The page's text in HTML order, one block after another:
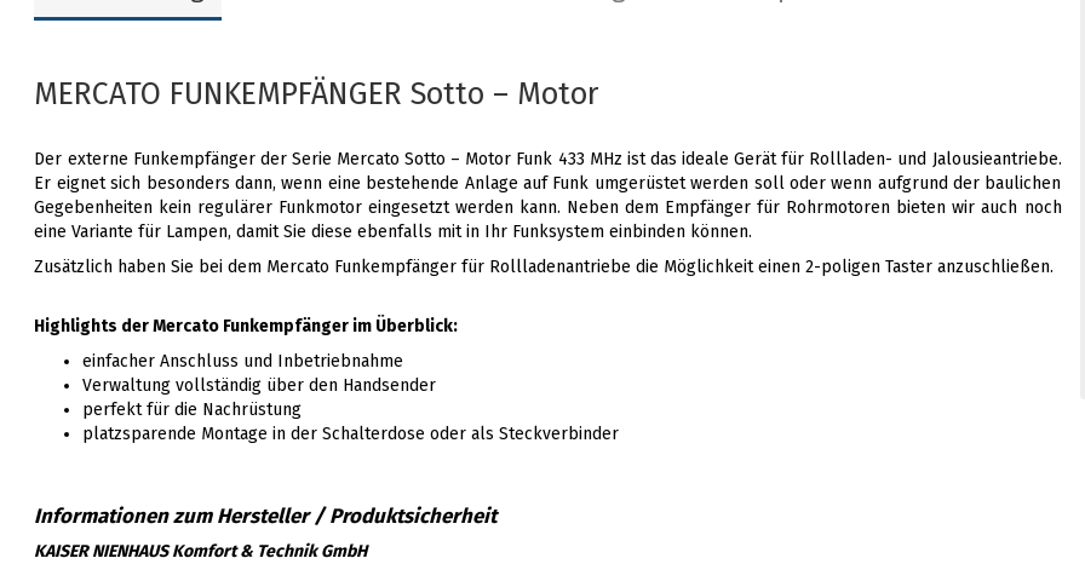
MERCATO FUNKEMPFÄNGER Sotto – Motor
Der externe Funkempfänger der Serie Mercato Sotto – Motor Funk 433 MHz ist das ideale Gerät für Rollladen- und Jalousieantriebe.
Er eignet sich besonders dann, wenn eine bestehende Anlage auf Funk umgerüstet werden soll oder wenn aufgrund der baulichen
Gegebenheiten kein regulärer Funkmotor eingesetzt werden kann. Neben dem Empfänger für Rohrmotoren bieten wir auch noch
eine Variante für Lampen, damit Sie diese ebenfalls mit in Ihr Funksystem einbinden können.
Zusätzlich haben Sie bei dem Mercato Funkempfänger für Rollladenantriebe die Möglichkeit einen 2-poligen Taster anzuschließen.
Highlights der Mercato Funkempfänger im Überblick:
einfacher Anschluss und Inbetriebnahme
Verwaltung vollständig über den Handsender
perfekt für die Nachrüstung
platzsparende Montage in der Schalterdose oder als Steckverbinder
KAISER NIENHAUS Komfort & Technik GmbH